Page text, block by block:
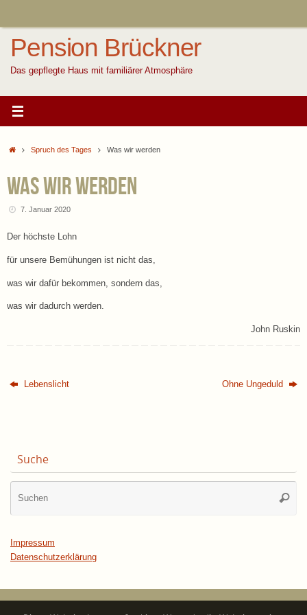
Pension Brückner
Das gepflegte Haus mit familiärer Atmosphäre
StartSpruch des Tages Was wir werden
Was wir werden
7. Januar 2020
Der höchste Lohn
für unsere Bemühungen ist nicht das,
was wir dafür bekommen, sondern das,
was wir dadurch werden.
John Ruskin
Lebenslicht Ohne Ungeduld
Suche
Impressum
Datenschutzerklärung